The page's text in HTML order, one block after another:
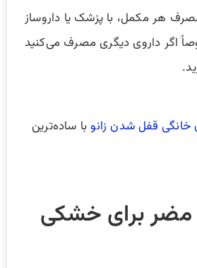
هر مکمل، با پزشک یا داروساز
اگر داروی دیگری مصرف می‌کنید
خانگی قفل شدن زانوبا ساده‌ترین
مضر برای خشکی